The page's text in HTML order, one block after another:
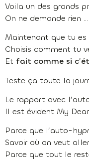
Voila un des grands
On ne demande rien
Maintenant que tu es
Choisis comment tu
Et fait comme si
Teste ça toute la
Le rapport avec
Il est évident My Dear.
Parce que l’auto-
Savoir où on veut
Parce que tout le